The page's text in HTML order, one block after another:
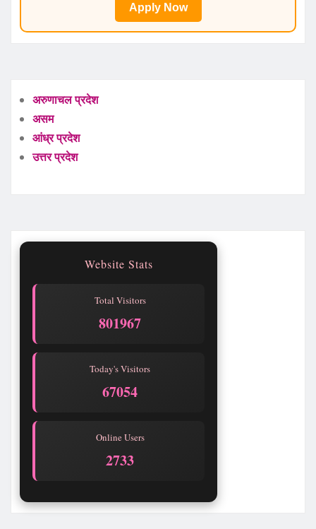
Apply Now
अरुणाचल प्रदेश
असम
आंध्र प्रदेश
उत्तर प्रदेश
Website Stats
Total Visitors
801967
Today's Visitors
67054
Online Users
2733